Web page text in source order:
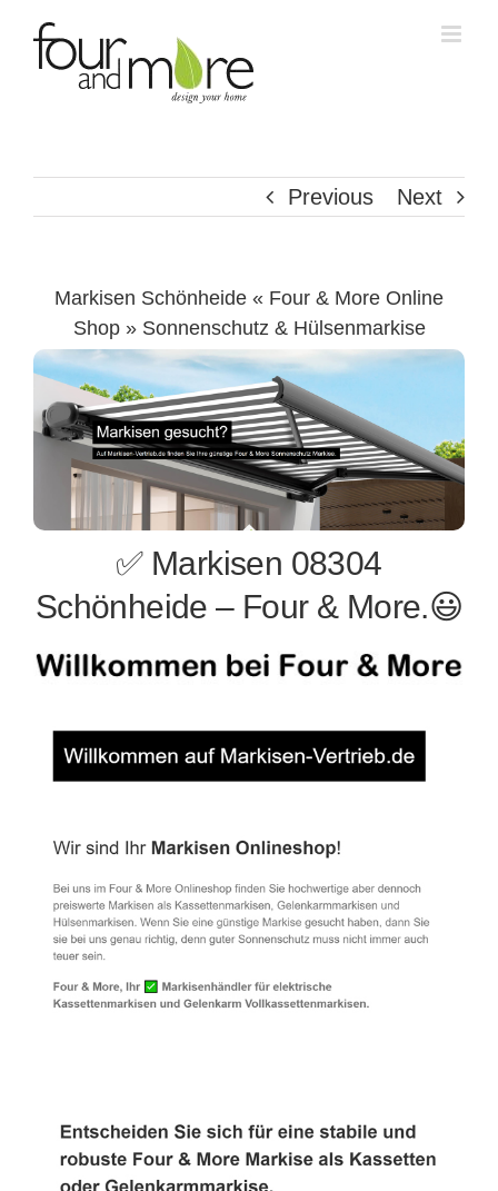
Previous Next
Markisen Schönheide « Four & More Online
Shop » Sonnenschutz & Hülsenmarkise
✅ Markisen 08304
Schönheide – Four & More.😃